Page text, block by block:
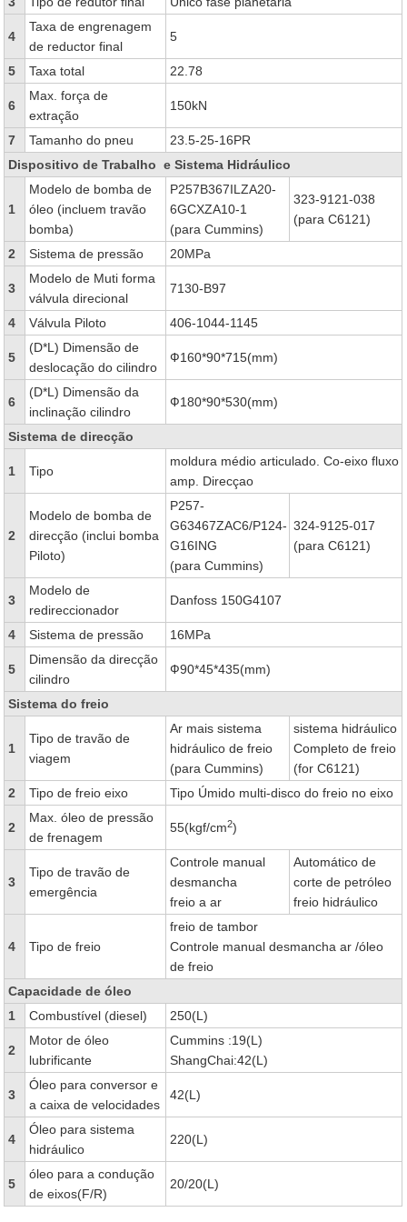
4
Taxa de engrenagem
de reductor final
5
5 Taxa total 22.78
6
Max. força de
extração
150kN
7 Tamanho do pneu
23.5-25-16PR
Dispositivo de Trabalho e Sistema Hidráulico
1
Modelo de bomba de
óleo (incluem travão
bomba)
P257B367ILZA20-
6GCXZA10-1
(para Cummins)
323-9121-038
(para C6121)
2 Sistema de pressão 20MPa
3
Modelo de Muti forma
válvula direcional
7130-B97
4 Válvula Piloto 406-1044-1145
5
(D*L) Dimensão de
deslocação do cilindro
Ф160*90*715(mm)
6
(D*L) Dimensão da
inclinação cilindro
Ф180*90*530(mm)
Sistema de direcção
1 Tipo
moldura médio articulado. Co-eixo fluxo
amp. Direcçao
2
Modelo de bomba de
direcção (inclui bomba
Piloto)
P257-
G63467ZAC6/P124-
G16ING
(para Cummins)
324-9125-017
(para C6121)
3
Modelo de
redireccionador
Danfoss 150G4107
4 Sistema de pressão 16MPa
5
Dimensão da direcção
cilindro
Ф90*45*435(mm)
Sistema do freio
1
Tipo de travão de
viagem
Ar mais sistema
hidráulico de freio
(para Cummins)
sistema hidráulico
Completo de freio
(for C6121)
2
Tipo de freio eixo Tipo Úmido multi-disco do freio no eixo
2
Max. óleo de pressão
de frenagem
55(kgf/cm2)
3
Tipo de travão de
emergência
Controle manual
desmancha
freio a ar
Automático de
corte de petróleo
freio hidráulico
4 Tipo de freio
freio de tambor
Controle manual desmancha ar /óleo
de freio
Capacidade de óleo
1
Combustível (diesel) 250(L)
2
Motor de óleo
lubrificante
Cummins :19(L)
ShangChai:42(L)
3
Óleo para conversor e
a caixa de velocidades
42(L)
4
Óleo para sistema
hidráulico
220(L)
5
óleo para a condução
de eixos(F/R)
20/20(L)